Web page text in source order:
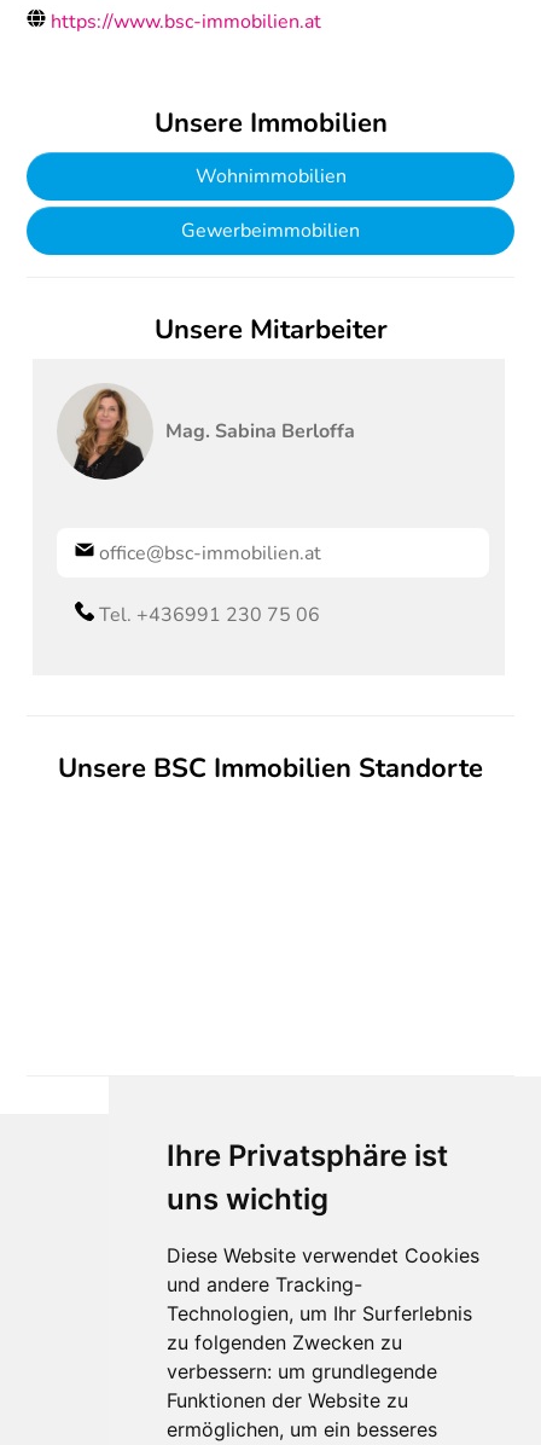
Ihre Privatsphäre ist
uns wichtig
Diese Website verwendet Cookies
und andere Tracking-
Technologien, um Ihr Surferlebnis
zu folgenden Zwecken zu
verbessern: um grundlegende
Funktionen der Website zu
ermöglichen, um ein besseres
https://www.bsc-immobilien.at
Unsere Immobilien
Wohnimmobilien
Gewerbeimmobilien
Unsere Mitarbeiter
Mag. Sabina Berloffa
office@bsc-immobilien.at
Tel. +436991 230 75 06
Unsere BSC Immobilien Standorte
Für Makler:innen
Über Uns
Vorteile